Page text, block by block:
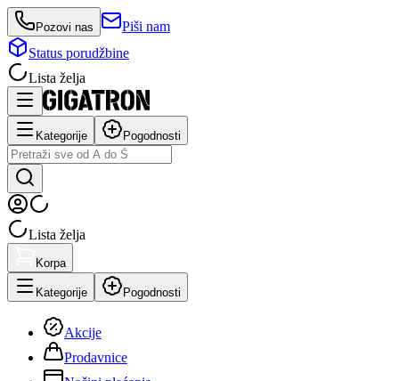
Pozovi nas
Piši nam
Status porudžbine
Lista želja
Kategorije Pogodnosti
Lista želja
Korpa
Kategorije Pogodnosti
Akcije
Prodavnice